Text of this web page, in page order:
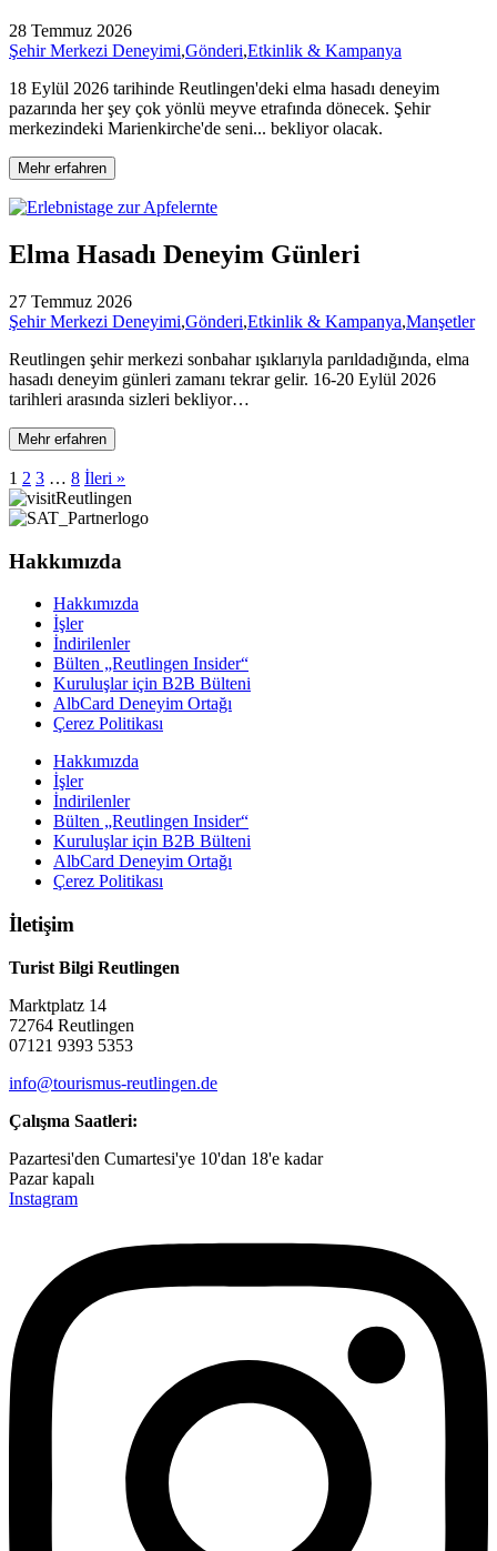
28 Temmuz 2026
Şehir Merkezi Deneyimi,Gönderi,Etkinlik & Kampanya
18 Eylül 2026 tarihinde Reutlingen'deki elma hasadı deneyim
pazarında her şey çok yönlü meyve etrafında dönecek. Şehir
merkezindeki Marienkirche'de seni... bekliyor olacak.
Mehr erfahren
Elma Hasadı Deneyim Günleri
27 Temmuz 2026
Şehir Merkezi Deneyimi,Gönderi,Etkinlik & Kampanya,Manşetler
Reutlingen şehir merkezi sonbahar ışıklarıyla parıldadığında, elma
hasadı deneyim günleri zamanı tekrar gelir. 16-20 Eylül 2026
tarihleri arasında sizleri bekliyor…
Mehr erfahren
1 2 3 … 8 İleri »
Hakkımızda
Hakkımızda
İşler
İndirilenler
Bülten „Reutlingen Insider“
Kuruluşlar için B2B Bülteni
AlbCard Deneyim Ortağı
Çerez Politikası
Hakkımızda
İşler
İndirilenler
Bülten „Reutlingen Insider“
Kuruluşlar için B2B Bülteni
AlbCard Deneyim Ortağı
Çerez Politikası
İletişim
Turist Bilgi Reutlingen
Marktplatz 14
72764 Reutlingen
07121 9393 5353
info@tourismus-reutlingen.de
Çalışma Saatleri:
Pazartesi'den Cumartesi'ye 10'dan 18'e kadar
Pazar kapalı
Instagram